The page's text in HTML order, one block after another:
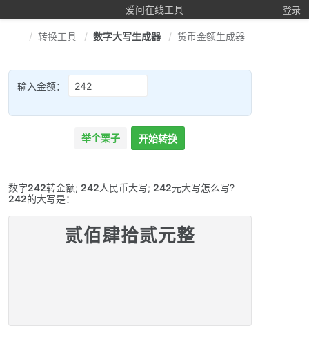
爱问在线工具 登录
转换工具 数字大写生成器 货币金额生成器
输入金额：
举个栗子 开始转换
数字242转金额; 242人民币大写; 242元大写怎么写?
242的大写是：
贰佰肆拾贰元整